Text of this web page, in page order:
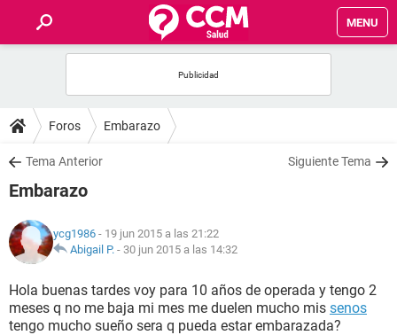
MENU
FOROS
SALUD
NUTRICIÓN
BIENESTAR
Foros Embarazo
Tema Anterior Siguiente Tema
Embarazo
ycg1986 - 19 jun 2015 a las 21:22
Abigail P. - 30 jun 2015 a las 14:32
Hola buenas tardes voy para 10 años de operada y tengo 2
meses q no me baja mi mes me duelen mucho mis senos
tengo mucho sueño sera q pueda estar embarazada?